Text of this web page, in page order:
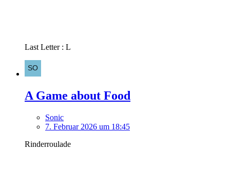
Last Letter : L
A Game about Food
Sonic
7. Februar 2026 um 18:45
Rinderroulade